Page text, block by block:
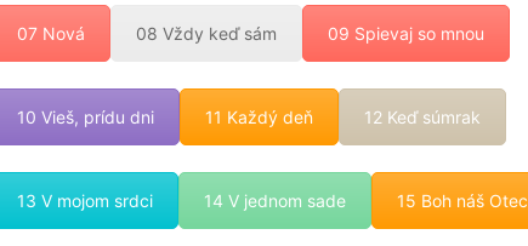
07 Nová 08 Vždy keď sám 09 Spievaj so mnou
10 Vieš, prídu dni 11 Každý deň 12 Keď súmrak
13 V mojom srdci 14 V jednom sade 15 Boh náš Otec